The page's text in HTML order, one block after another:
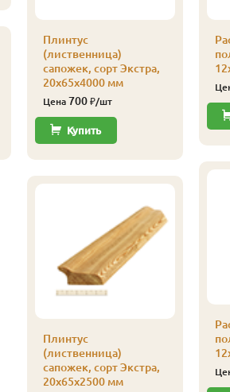
Плинтус
(лиственница)
сапожек, сорт Экстра,
20х65х4000 мм
Цена 700₽/шт
Купить
Плинтус
(лиственница)
сапожек, сорт Экстра,
20х65х2500 мм